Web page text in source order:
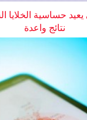
حساسية الخلايا
نتائج واعدة